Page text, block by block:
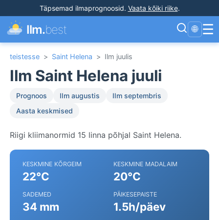
Täpsemad ilmaprognoosid. Vaata kõiki riike.
Ilm.best 🌐 ☰
teistesse > Saint Helena > Ilm juulis
Ilm Saint Helena juuli
Prognoos Ilm augustis
Ilm septembris
Aasta keskmised
Riigi kliimanormid 15 linna põhjal Saint Helena.
KESKMINE KÕRGEIM
22°C
KESKMINE MADALAIM
20°C
SADEMED
34 mm
PÄIKESEPAISTE
1.5h/päev